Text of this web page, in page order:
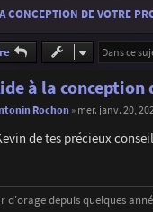
CONCEPTION DE VOTRE
à la
Rochon» mer. janv. 20,
de tes précieux
d'orage depuis quelques